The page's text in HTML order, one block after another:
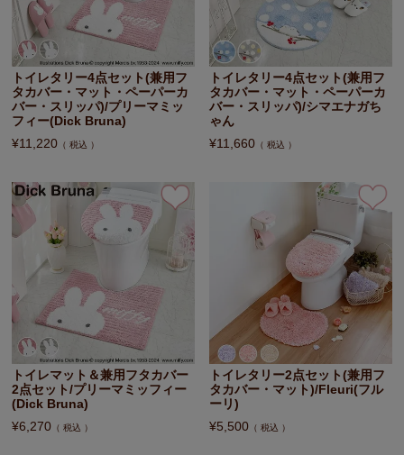
トイレタリー4点セット(兼用フ
タカバー・マット・ペーパーカ
バー・スリッパ)/プリーマミッ
フィー(Dick Bruna)
¥11,220 税込
トイレタリー4点セット(兼用フ
タカバー・マット・ペーパーカ
バー・スリッパ)/シマエナガち
ゃん
¥11,660 税込
トイレマット＆兼用フタカバー
2点セット/プリーマミッフィー
(Dick Bruna)
¥6,270 税込
トイレタリー2点セット(兼用フ
タカバー・マット)/Fleuri(フル
ーリ)
¥5,500 税込